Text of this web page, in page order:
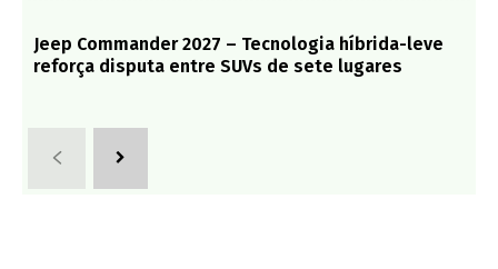
Jeep Commander 2027 – Tecnologia híbrida-leve
reforça disputa entre SUVs de sete lugares